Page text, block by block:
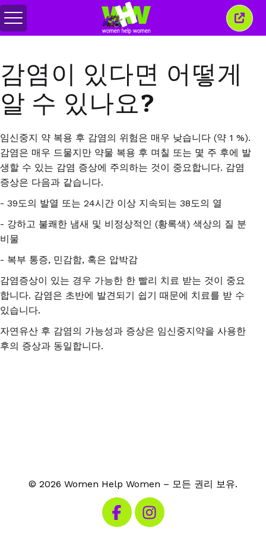
메
뉴
이
창
감염이 있다면 어떻게
알 수 있나요?
임신중지 약 복용 후 감염의 위험은 매우 낮습니다 (약 1 %).
감염은 매우 드물지만 약물 복용 후 며칠 또는 몇 주 후에 발
생할 수 있는 감염 증상에 주의하는 것이 중요합니다. 감염
증상은 다음과 같습니다.
- 39 도의 발열 또는 24시간 이상 지속되는 38 도의 열
- 강하고 불쾌한 냄새 및 비정상적인 (황록색) 색상의 질 분
비물
- 복부 통증, 민감함, 혹은 압박감
감염증상이 있는 경우 가능한 한 빨리 치료 받는 것이 중요
합니다. 감염은 초반에 발견되기 쉽기 때문에 치료를 받 수
있습니다.
자연유산 후 감염의 가능성과 증상은 임신중지약을 사용한
후의 증상과 동일합니다.
© 2026 Women Help Women – 모든 권리 보유.
페이스북 방문하기
인스타그램 방문하기